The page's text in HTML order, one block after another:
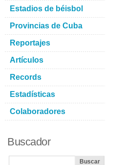
Estadios de béisbol
Provincias de Cuba
Reportajes
Artículos
Records
Estadísticas
Colaboradores
Buscador